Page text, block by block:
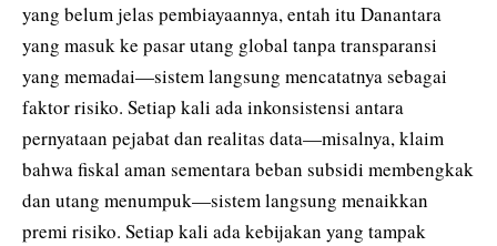
yang belum jelas pembiayaannya, entah itu Danantara
yang masuk ke pasar utang global tanpa transparansi
yang memadai—sistem langsung mencatatnya sebagai
faktor risiko. Setiap kali ada inkonsistensi antara
pernyataan pejabat dan realitas data—misalnya, klaim
bahwa fiskal aman sementara beban subsidi membengkak
dan utang menumpuk—sistem langsung menaikkan
premi risiko. Setiap kali ada kebijakan yang tampak